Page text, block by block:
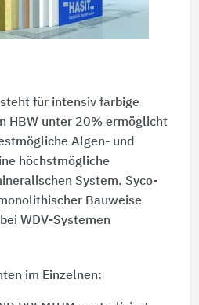
für intensiv farbige
HBW unter 20%ermöglicht
Algen- und
höchstmögliche
System. Syco-
Bauweise
WDV-Systemen
im Einzelnen: